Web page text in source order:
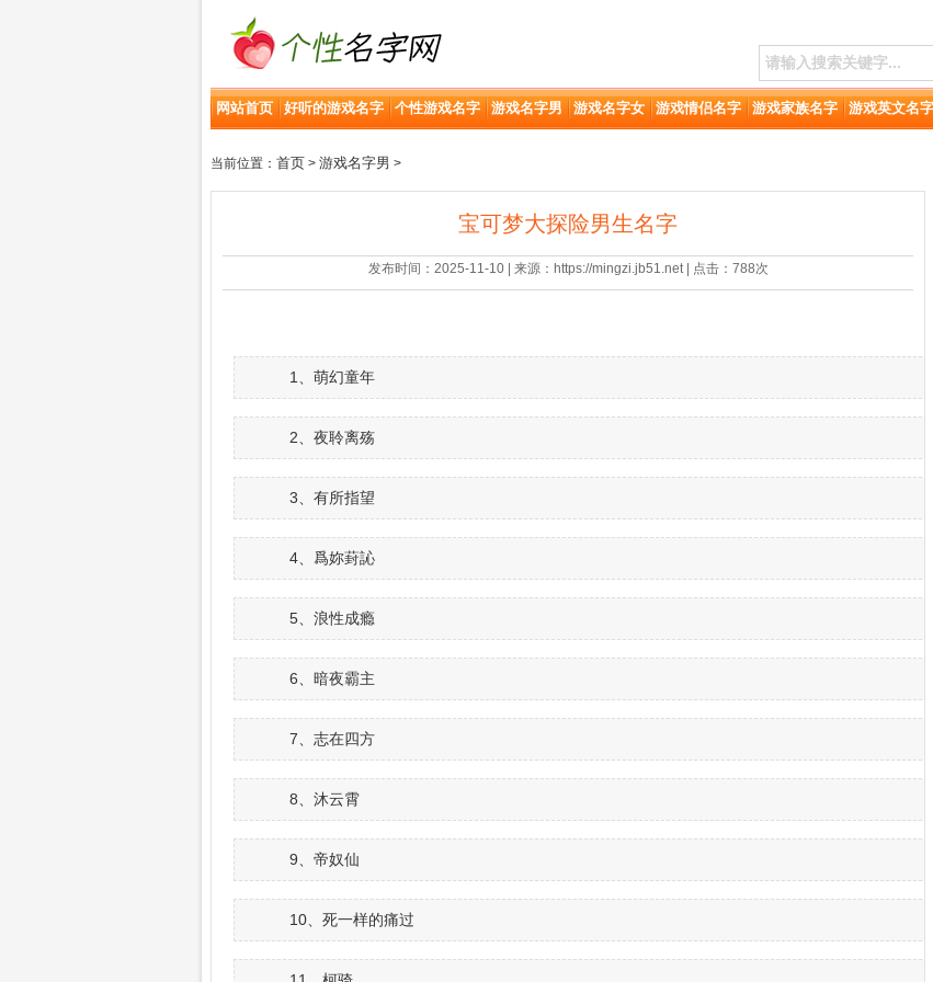
网站首页 好听的游戏名字 个性游戏名字 游戏名字男 游戏名字女 游戏情侣名字 游戏家族名字 游戏英文名字
当前位置： 首页 > 游戏名字男 >
宝可梦大探险男生名字
发布时间：2025-11-10 | 来源：https://mingzi.jb51.net | 点击：788次
1、萌幻童年
2、夜聆离殇
3、有所指望
4、爲妳葑訫
5、浪性成瘾
6、暗夜霸主
7、志在四方
8、沐云霄
9、帝奴仙
10、死一样的痛过